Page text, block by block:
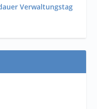
Verwaltungstag